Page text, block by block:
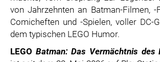
von Jahrzehnten an Batman-Filmen, -
Comicheften und -Spielen, voller DC-
dem typischen LEGO Humor.
LEGO Batman: Das Vermächtnis des